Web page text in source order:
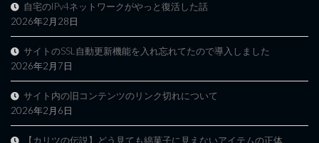
自宅のIPv4ネットワークがやっと復活した話
2026年2月28日
サイトのSSL自動更新機能を入れ忘れてたので導入しました
2026年2月7日
サイト内の旧コンテンツのリンク切れについて
2026年2月6日
【カリツの伝説】どう見ても綿菓子に見えないアイテムの正体